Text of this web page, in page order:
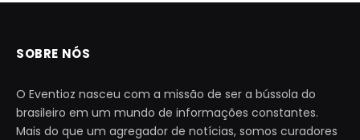
SOBRE NÓS
O Eventioz nasceu com a missão de ser a bússola do
brasileiro em um mundo de informações constantes.
Mais do que um agregador de notícias, somos curadores